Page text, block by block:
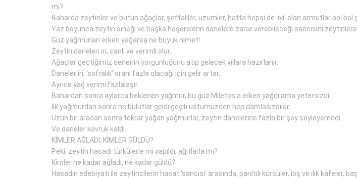
mı?
Baharda zeytinler ve bütün ağaçlar, şeftaliler, üzümler, hatta hepsi de ‘iyi’ olan armutlar bol bol
Yaz boyunca zeytin sineği ve başka haşerelerin danelere zarar verebileceği sancısını
Güz yağmurları erken yağarsa ne büyük nimet!
Zeytin daneleri iri, canlı ve verimli olur.
Ağaçlar geçtiğimiz senenin yorgunluğunu atıp gelecek yıllara hazırlanır.
Daneler iri, ‘sofralık’ oranı fazla olacağı için gelir artar.
Ayrıca yağ verimi fazlalaşır.
Bahardan sonra aylarca beklenen yağmur, bu güz Miletos’a erken yağdı ama yetersizdi.
İlk yağmurdan sonra ne bulutlar geldi geçti üstümüzden hep damlasızdılar.
Uzun bir aradan sonra tekrar yağan yağmurlar, zeytin danelerine fazla bir şey söyleyemedi.
Ve daneler kavruk kaldı.
KİMLER AĞLADI, KİMLER GÜLDÜ?
Peki; zeytin hasadı türkülerle mi yapıldı, ağıtlarla mı?
Kimler ne kadar ağladı, ne kadar güldü?
Hasadın edebiyatı ile zeytincilerin hasat ‘sancısı’ arasında, parıltılı kürsüler, loş ve ılık